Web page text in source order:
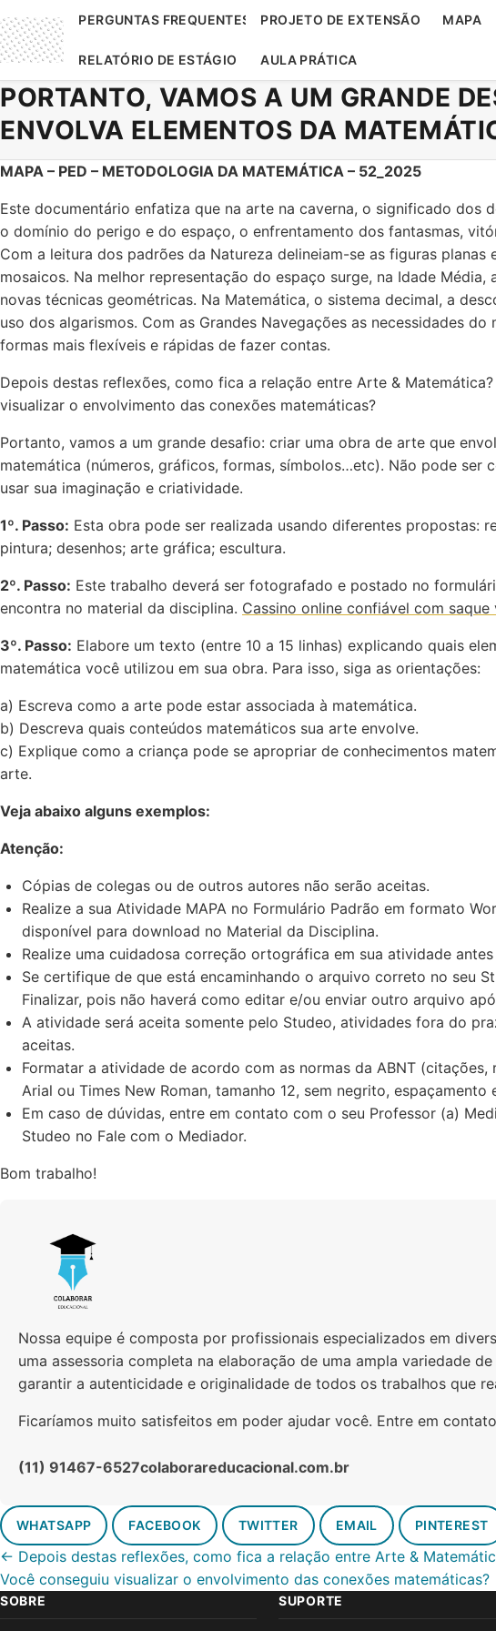
PERGUNTAS FREQUENTES PROJETO DE EXTENSÃO MAPA
RELATÓRIO DE ESTÁGIO AULA PRÁTICA
PORTANTO, VAMOS A UM GRANDE
ENVOLVA ELEMENTOS DA
MAPA – PED – METODOLOGIA DA MATEMÁTICA – 52_2025
Este documentário enfatiza que na arte na caverna, o significado dos
o domínio do perigo e do espaço, o enfrentamento dos fantasmas,
Com a leitura dos padrões da Natureza delineiam-se as figuras planas
mosaicos. Na melhor representação do espaço surge, na Idade Média,
novas técnicas geométricas. Na Matemática, o sistema decimal, a
uso dos algarismos. Com as Grandes Navegações as necessidades do
formas mais flexíveis e rápidas de fazer contas.
Depois destas reflexões, como fica a relação entre Arte &
visualizar o envolvimento das conexões matemáticas?
Portanto, vamos a um grande desafio: criar uma obra de arte que
matemática (números, gráficos, formas, símbolos…etc). Não pode ser
usar sua imaginação e criatividade.
1º. Passo: Esta obra pode ser realizada usando diferentes propostas:
pintura; desenhos; arte gráfica; escultura.
2º. Passo: Este trabalho deverá ser fotografado e postado no
encontra no material da disciplina. Cassino online confiável com saque
3º. Passo: Elabore um texto (entre 10 a 15 linhas) explicando quais
matemática você utilizou em sua obra. Para isso, siga as orientações:
a) Escreva como a arte pode estar associada à matemática.
b) Descreva quais conteúdos matemáticos sua arte envolve.
c) Explique como a criança pode se apropriar de conhecimentos
arte.
Veja abaixo alguns exemplos:
Atenção:
Cópias de colegas ou de outros autores não serão aceitas.
Realize a sua Atividade MAPA no Formulário Padrão em formato
disponível para download no Material da Disciplina.
Realize uma cuidadosa correção ortográfica em sua atividade
Se certifique de que está encaminhando o arquivo correto no seu
Finalizar, pois não haverá como editar e/ou enviar outro arquivo
A atividade será aceita somente pelo Studeo, atividades fora do
aceitas.
Formatar a atividade de acordo com as normas da ABNT (citações,
Arial ou Times New Roman, tamanho 12, sem negrito, espaçamento
Em caso de dúvidas, entre em contato com o seu Professor (a)
Studeo no Fale com o Mediador.
Bom trabalho!
Nossa equipe é composta por profissionais especializados em
uma assessoria completa na elaboração de uma ampla variedade
garantir a autenticidade e originalidade de todos os trabalhos que
Ficaríamos muito satisfeitos em poder ajudar você. Entre em
(11) 91467-6527colaborareducacional.com.br
WHATSAPP FACEBOOK TWITTER EMAIL PINTEREST
← Depois destas reflexões, como fica a relação entre Arte &
Você conseguiu visualizar o envolvimento das conexões matemáticas?
SOBRE SUPORTE